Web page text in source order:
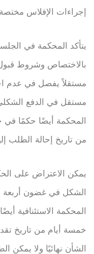
إجراءات الإفلاس
يتأكد المحكمة في
بالاختصاص وشروط
مستقلاً يفصل في عدم
مستقل في الدفع
المحكمة أيضًا حكمًا في
من تاريخ إحالة الطلب
يمكن الاعتراض على
الشكل في غضون أربعة
المحكمة الاستئنافية
خمسة أيام من تاريخ
الشأن نهائيًا ولا يمكن